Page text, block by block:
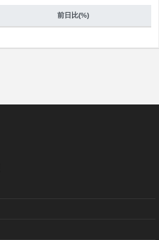
前日比(%)